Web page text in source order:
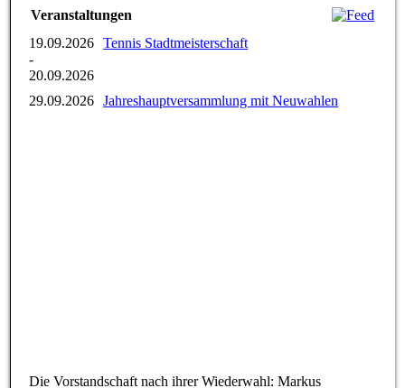
Veranstaltungen
19.09.2026
-
20.09.2026
Tennis Stadtmeisterschaft
29.09.2026 Jahreshauptversammlung mit Neuwahlen
Die Vorstandschaft nach ihrer Wiederwahl: Markus